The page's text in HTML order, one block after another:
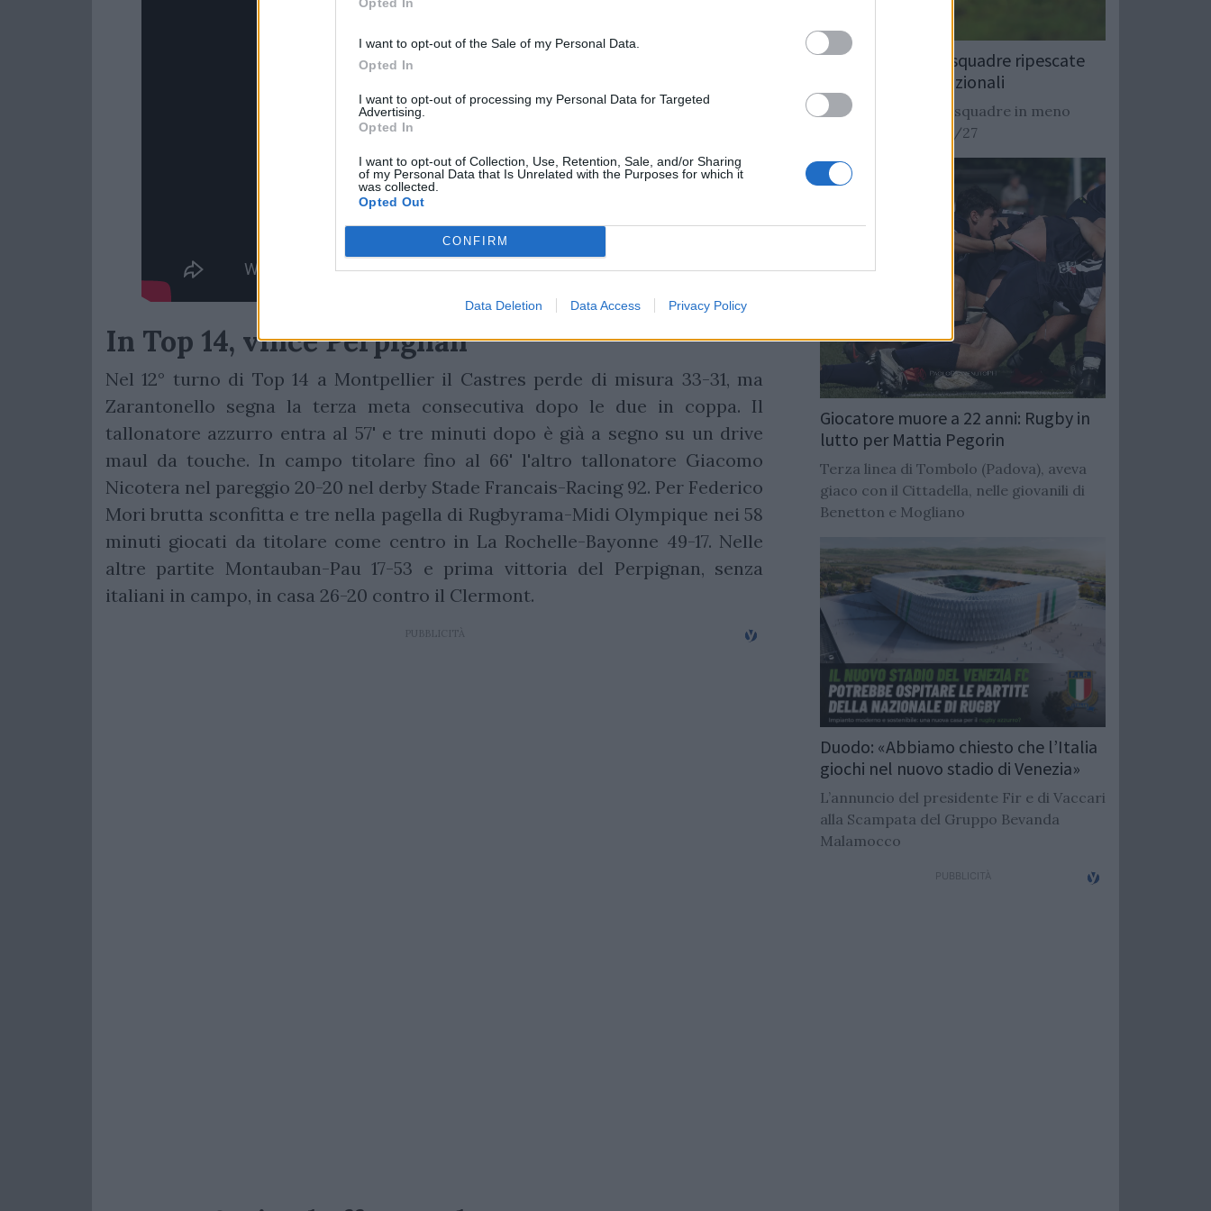
I want to opt-out of the Sale of my Personal Data.
Opted In
I want to opt-out of processing my Personal Data for Targeted
Advertising.
Opted In
I want to opt-out of Collection, Use, Retention, Sale, and/or Sharing
of my Personal Data that Is Unrelated with the Purposes for which it
was collected.
Opted Out
CONFIRM
Data Deletion Data Access Privacy Policy
In Top 14, vince Perpignan
Nel 12° turno di Top 14 a Montpellier il Castres perde di misura 33-31, ma
Zarantonello segna la terza meta consecutiva dopo le due in coppa. Il
tallonatore azzurro entra al 57' e tre minuti dopo è già a segno su un drive
maul da touche. In campo titolare fino al 66' l'altro tallonatore Giacomo
Nicotera nel pareggio 20-20 nel derby Stade Francais-Racing 92. Per Federico
Mori brutta sconfitta e tre nella pagella di Rugbyrama-Midi Olympique nei 58
minuti giocati da titolare come centro in La Rochelle-Bayonne 49-17. Nelle
altre partite Montauban-Pau 17-53 e prima vittoria del Perpignan, senza
italiani in campo, in casa 26-20 contro il Clermont.
Rugby: Record di squadre ripescate
nei campionati nazionali
Si stimano oltre 20 squadre in meno
dalla stagione 2026/27
Giocatore muore a 22 anni: Rugby in
lutto per Mattia Pegorin
Terza linea di Tombolo (Padova), aveva
giaco con il Cittadella, nelle giovanili di
Benetton e Mogliano
Duodo: «Abbiamo chiesto che l’Italia
giochi nel nuovo stadio di Venezia»
L’annuncio del presidente Fir e di Vaccari
alla Scampata del Gruppo Bevanda
Malamocco